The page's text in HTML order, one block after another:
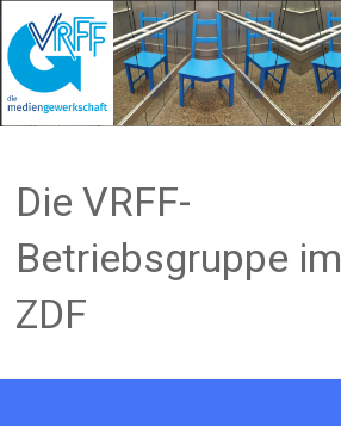
Inhalt
springen
Die VRFF-
Betriebsgruppe im
ZDF